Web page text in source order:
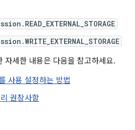
자세한 내용은 다음을 참고하세요.
사용 설정하는 방법
권장사항